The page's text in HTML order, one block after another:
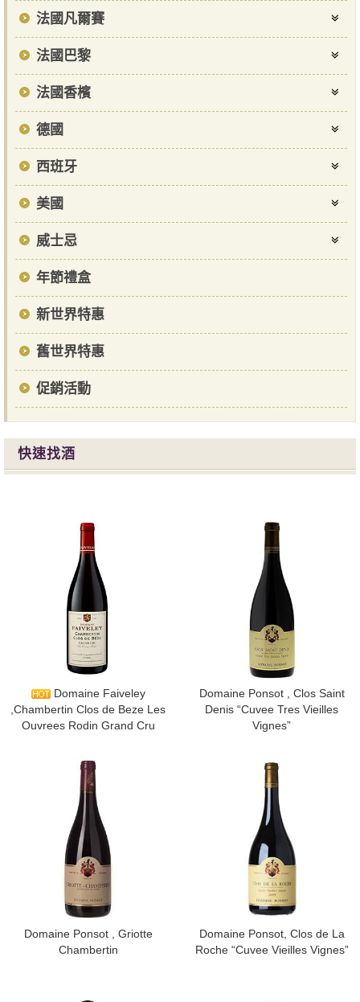
法國凡爾賽
法國巴黎
法國香檳
德國
西班牙
美國
威士忌
年節禮盒
新世界特惠
舊世界特惠
促銷活動
快速找酒
Domaine Faiveley
,Chambertin Clos de Beze Les
Ouvrees Rodin Grand Cru
Domaine Ponsot , Clos Saint
Denis “Cuvee Tres Vieilles
Vignes”
Domaine Ponsot , Griotte
Chambertin
​Domaine Ponsot, Clos de La
Roche “Cuvee Vieilles Vignes”